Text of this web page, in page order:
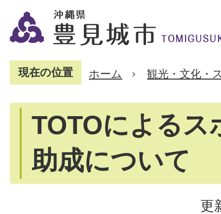
現在の位置 ホーム 観光・文化・
TOTOによるス
助成について
更